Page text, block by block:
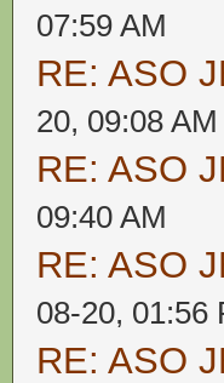
07:59 AM
RE: ASO
20, 09:08 AM
RE: ASO
09:40 AM
RE: ASO
08-20, 01:56
RE: ASO